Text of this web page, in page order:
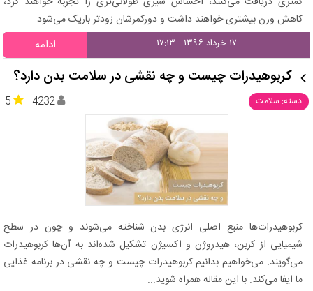
کاهش وزن بیشتری خواهند داشت و دورکمرشان زودتر باریک می‌شود...
۱۷ خرداد ۱۳۹۶ - ۱۷:۱۳ ادامه
کربوهیدرات چیست و چه نقشی در سلامت بدن دارد؟
دسته: سلامت 5 4232
کربوهیدرات‌ها منبع اصلی انرژی بدن شناخته می‌شوند و چون در سطح
شیمیایی از کربن، هیدروژن و اکسیژن تشکیل شده‌اند به آن‌ها کربوهیدرات
می‌گویند. می‌خواهیم بدانیم کربوهیدرات چیست و چه نقشی در برنامه غذایی
ما ایفا می‌کند. با این مقاله همراه شوید...